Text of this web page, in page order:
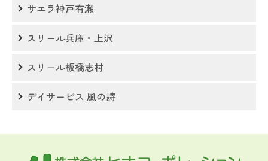
サエラ神戸有瀬
スリール兵庫・上沢
スリール板橋志村
デイサービス 風の詩